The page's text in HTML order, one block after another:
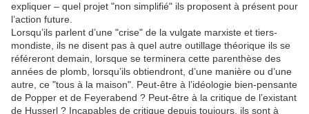
expliquer – quel projet "non simplifié" ils proposent à présent pour
l’action future.
Lorsqu’ils parlent d’une "crise" de la vulgate marxiste et tiers-
mondiste, ils ne disent pas à quel autre outillage théorique ils se
référeront demain, lorsque se terminera cette parenthèse des
années de plomb, lorsqu’ils obtiendront, d’une manière ou d’une
autre, ce "tous à la maison". Peut-être à l’idéologie bien-pensante
de Popper et de Feyerabend ? Peut-être à la critique de l’existant
de Husserl ? Incapables de critique depuis toujours, ils sont à